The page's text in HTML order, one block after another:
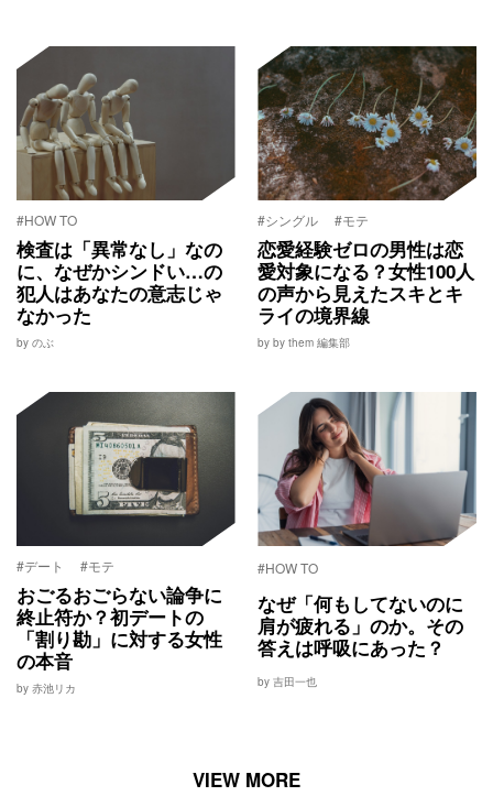
#HOW TO
検査は「異常なし」なの
に、なぜかシンドい…の
犯人はあなたの意志じゃ
なかった
by のぶ
#シングル #モテ
恋愛経験ゼロの男性は恋
愛対象になる？女性100人
の声から見えたスキとキ
ライの境界線
by by them 編集部
#デート #モテ
おごるおごらない論争に
終止符か？初デートの
「割り勘」に対する女性
の本音
by 赤池リカ
#HOW TO
なぜ「何もしてないのに
肩が疲れる」のか。その
答えは呼吸にあった？
by 吉田一也
VIEW MORE